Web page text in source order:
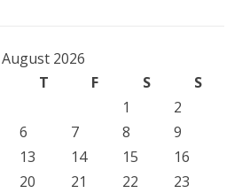
August 2026
T F S
S
1
2
6 7 8
9
13 14 15
16
20 21 22
23